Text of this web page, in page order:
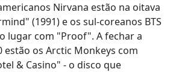
Nirvana estão na oitava
(1991) e os sul-coreanos BTS
lugar com "Proof". A fechar a
os Arctic Monkeys com
& Casino" - o disco que